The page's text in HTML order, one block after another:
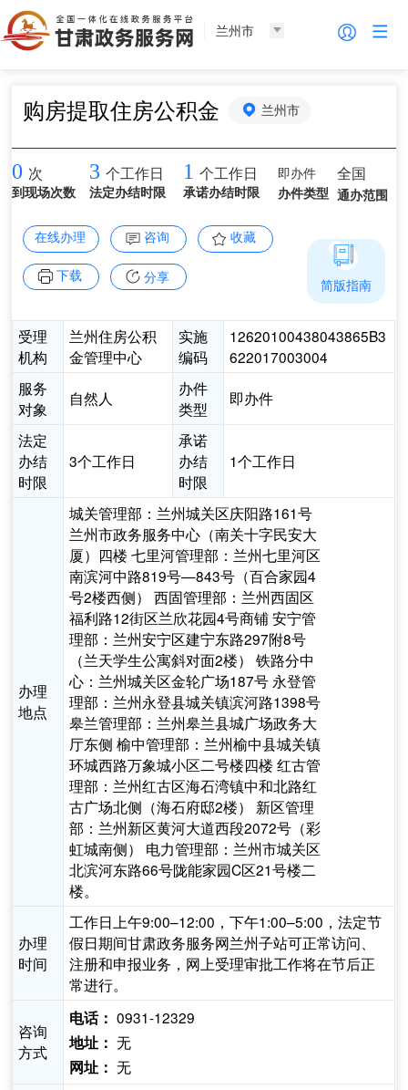
兰州市
购房提取住房公积金 兰州市
0 次
到现场次数
3 个工作日
法定办结时限
1 个工作日
承诺办结时限
即办件
办件类型
全国
通办范围
在线办理 咨询 收藏
下载 分享
受理
机构
兰州住房公积
金管理中心
实施
编码
12620100438043865B3
622017003004
服务
对象
自然人
办件
类型
即办件
法定
办结
时限
3个工作日
承诺
办结
时限
1个工作日
办理
地点
城关管理部：兰州城关区庆阳路161号
兰州市政务服务中心（南关十字民安大
厦）四楼 七里河管理部：兰州七里河区
南滨河中路819号—843号（百合家园4
号2楼西侧） 西固管理部：兰州西固区
福利路12街区兰欣花园4号商铺 安宁管
理部：兰州安宁区建宁东路297附8号
（兰天学生公寓斜对面2楼） 铁路分中
心：兰州城关区金轮广场187号 永登管
理部：兰州永登县城关镇滨河路1398号
皋兰管理部：兰州皋兰县城广场政务大
厅东侧 榆中管理部：兰州榆中县城关镇
环城西路万象城小区二号楼四楼 红古管
理部：兰州红古区海石湾镇中和北路红
古广场北侧（海石府邸2楼） 新区管理
部：兰州新区黄河大道西段2072号（彩
虹城南侧） 电力管理部：兰州市城关区
北滨河东路66号陇能家园C区21号楼二
楼。
办理
时间
工作日上午9:00–12:00，下午1:00–5:00，法定节
假日期间甘肃政务服务网兰州子站可正常访问、
注册和申报业务，网上受理审批工作将在节后正
常进行。
咨询
方式
电话： 0931-12329
地址： 无
网址： 无
简版指南